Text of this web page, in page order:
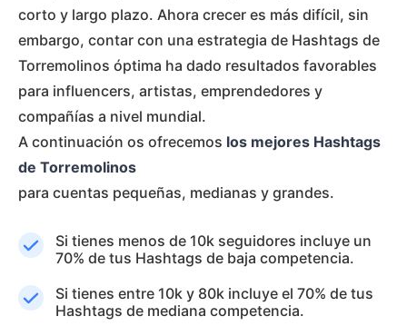
corto y largo plazo. Ahora crecer es más difícil, sin
embargo, contar con una estrategia de Hashtags de
Torremolinos óptima ha dado resultados favorables
para influencers, artistas, emprendedores y
compañías a nivel mundial.
A continuación os ofrecemos los mejores Hashtags
de Torremolinos
para cuentas pequeñas, medianas y grandes.
Si tienes menos de 10k seguidores incluye un
70% de tus Hashtags de baja competencia.
Si tienes entre 10k y 80k incluye el 70% de tus
Hashtags de mediana competencia.